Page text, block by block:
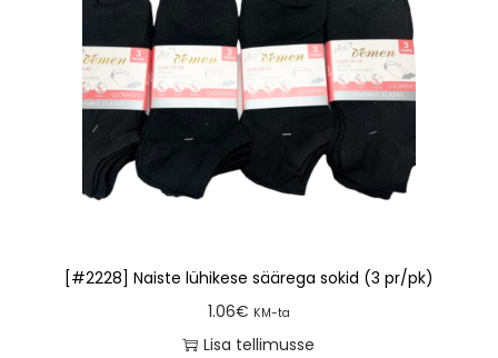
[#2228] Naiste lühikese säärega sokid (3 pr/pk)
1.06€ KM-ta
Lisa tellimusse